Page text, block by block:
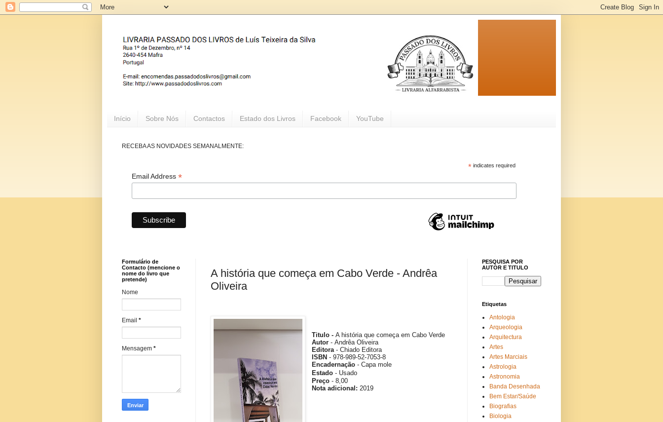
Início Sobre Nós Contactos Estado dos Livros Facebook YouTube
RECEBA AS NOVIDADES SEMANALMENTE:
*indicates required
Email Address *
A história que começa em Cabo Verde - Andrêa
Oliveira
Titulo -A história que começa em Cabo Verde
Autor - Andrêa Oliveira
Editora-Chiado Editora
ISBN - 978-989-52-7053-8
Encadernação - Capa mole
Estado - Usado
Preço - 8,00
Notaadicional :2019
Formulário de
Contacto (mencione o
nome do livro que
pretende)
Nome
Email *
Mensagem *
PESQUISA POR
AUTOR E TITULO
Etiquetas
Antologia
Arqueologia
Arquitectura
Artes
Artes Marciais
Astrologia
Astronomia
Banda Desenhada
Bem Estar/Saúde
Biografias
Biologia